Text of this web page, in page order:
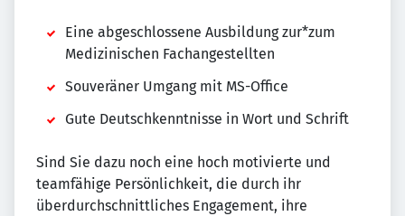
Eine abgeschlossene Ausbildung zur*zum
Medizinischen Fachangestellten
Souveräner Umgang mit MS-Office
Gute Deutschkenntnisse in Wort und Schrift
Sind Sie dazu noch eine hoch motivierte und
teamfähige Persönlichkeit, die durch ihr
überdurchschnittliches Engagement, ihre